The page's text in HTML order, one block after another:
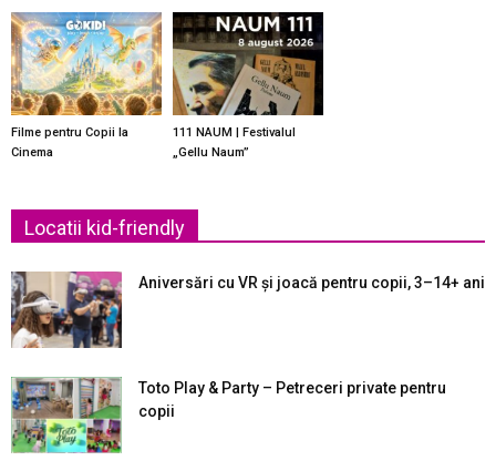
Filme pentru Copii la
Cinema
111 NAUM | Festivalul
„Gellu Naum”
Locatii kid-friendly
Aniversări cu VR și joacă pentru copii, 3–14+ ani
Toto Play & Party – Petreceri private pentru
copii